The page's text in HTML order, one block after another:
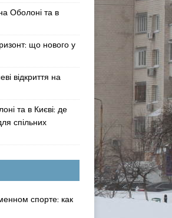
Оболоні та в
що нового у
відкриття на
та в Києві: де
спільних
спорте: как